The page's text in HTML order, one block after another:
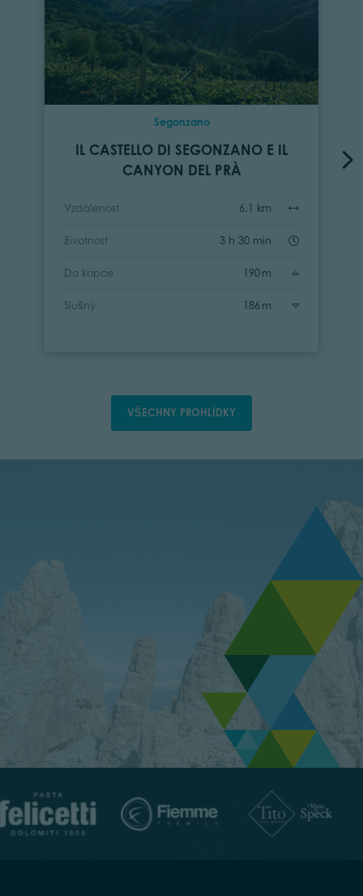
Segonzano
IL CASTELLO DI SEGONZANO E IL
CANYON DEL PRÀ
Vzdálenost 6,1 km
životnost 3 h 30 min
Do kopce 190 m
Slušný 186 m
VŠECHNY PROHLÍDKY